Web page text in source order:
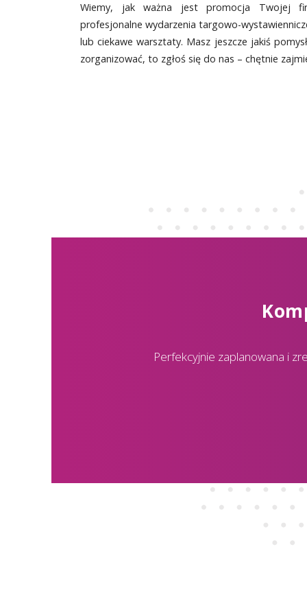
Wiemy, jak ważna jest promocja Twojej
profesjonalne wydarzenia targowo-
lub ciekawe warsztaty. Masz jeszcze jakiś
zorganizować, to zgłoś się do nas – chętnie
Perfekcyjnie zaplanowana i